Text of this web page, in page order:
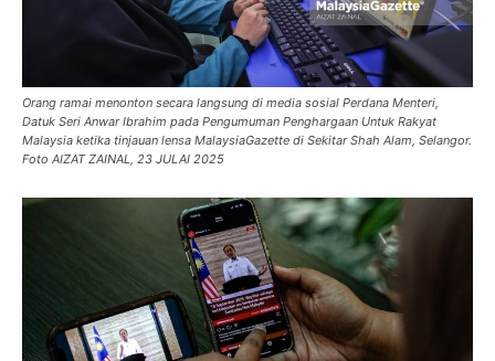
Orang ramai menonton secara langsung di media sosial Perdana Menteri,
Datuk Seri Anwar Ibrahim pada Pengumuman Penghargaan Untuk Rakyat
Malaysia ketika tinjauan lensa MalaysiaGazette di Sekitar Shah Alam, Selangor.
Foto AIZAT ZAINAL, 23 JULAI 2025